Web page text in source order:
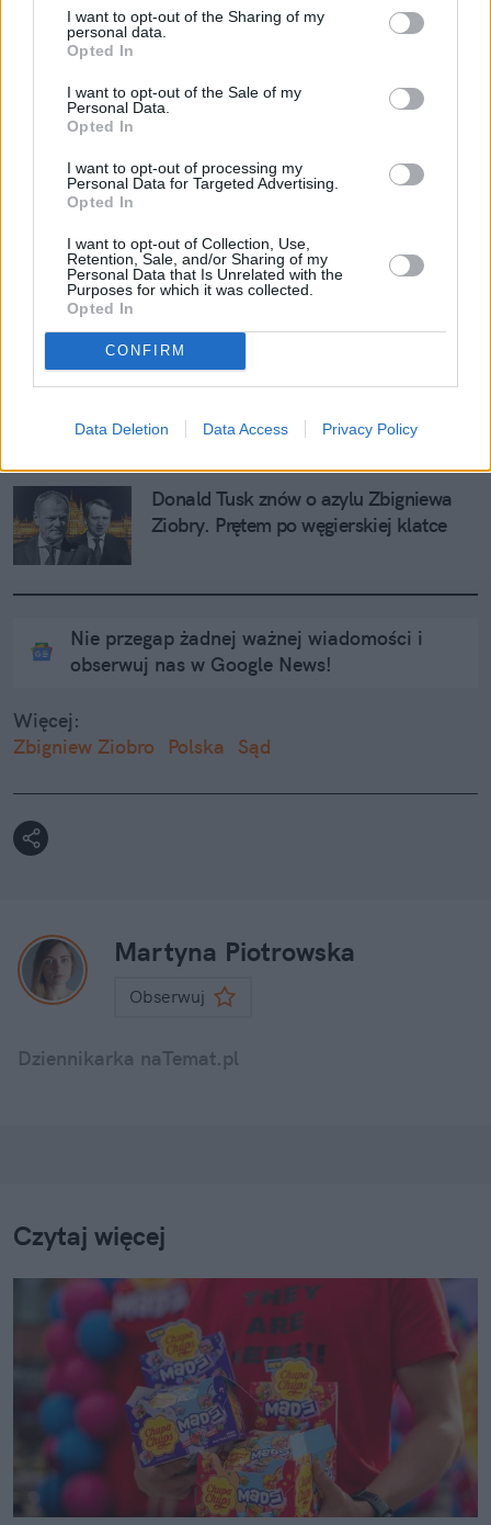
I want to opt-out of the Sharing of my
personal data.
Opted In
I want to opt-out of the Sale of my
Personal Data.
Opted In
I want to opt-out of processing my
Personal Data for Targeted Advertising.
Opted In
I want to opt-out of Collection, Use,
Retention, Sale, and/or Sharing of my
Personal Data that Is Unrelated with the
Purposes for which it was collected.
Opted In
CONFIRM
Data Deletion Data Access Privacy Policy
Węgrzech. Były minister zagrał
Nowe fakty ws. przeszukania w KRS.
sądów
Zwrot ws. posiedzenia aresztowego
12 kwietnia to może być czarna data
dla Ziobry. Aż skręca mnie z
ciekawości, co by zrobił
Donald Tusk znów o azylu Zbigniewa
Ziobry. Prętem po węgierskiej klatce
Nie przegap żadnej ważnej wiadomości i
obserwuj nas w Google News!
Więcej:
Zbigniew Ziobro
Polska Sąd
Martyna Piotrowska
Obserwuj
Dziennikarka naTemat.pl
Czytaj więcej